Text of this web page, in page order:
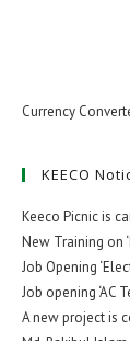
Currency
KEECO
Keeco Picnic is
New Training on
Job Opening
Job opening ‘AC
A new project is